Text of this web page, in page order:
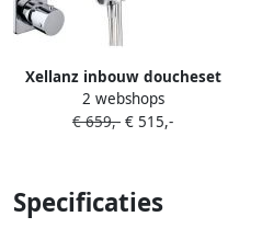
Xellanz inbouw doucheset
rond met thermostaat
wandbuis en hoofddouche
2 webshops
€ 659,- € 515,-
Specificaties